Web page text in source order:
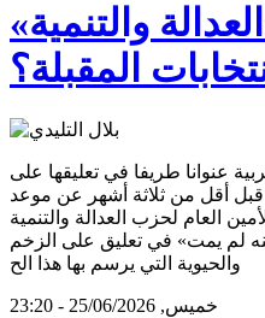
والتنمية»
المقبلة؟
عنوانا طريفا في تعليقها على
قبل أقل من ثلاثة أشهر عن موعد
العام لحزب العدالة والتنمية
لم يمت» في تعليق على الزخم
والحيوية التي يرسم بها هذا الح
خميس, 25/06/2026 - 23:20